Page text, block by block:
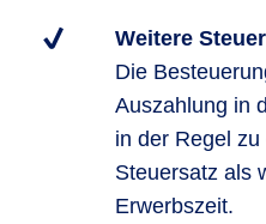
Weitere
Die
Auszahlung in
in der Regel
Steuersatz als
Erwerbszeit.